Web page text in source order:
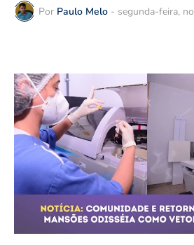
Por Paulo Melo - segunda-feira,